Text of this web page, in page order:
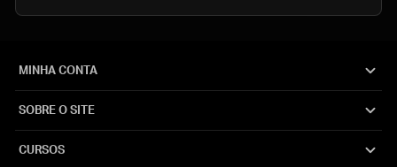
MINHA CONTA
SOBRE O SITE
CURSOS